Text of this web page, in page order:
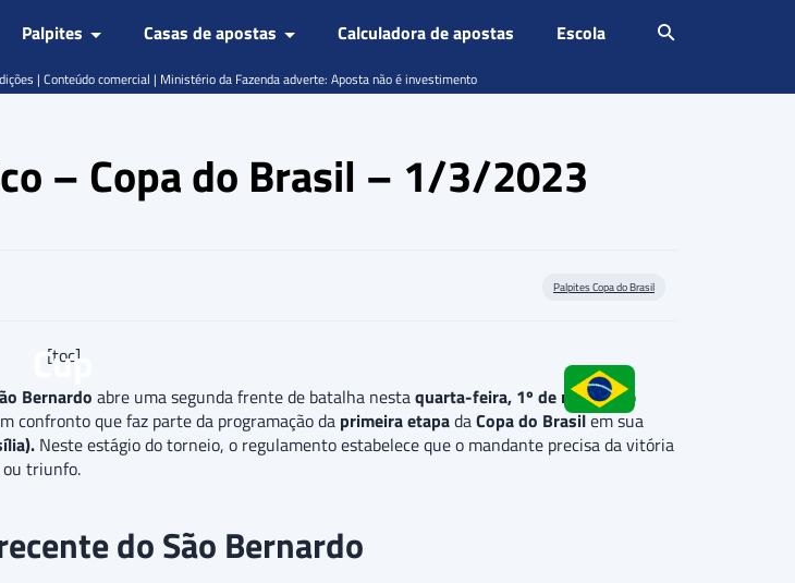
Palpites Casas de apostas Calculadora de apostas Escola
– Copa do Brasil – 1/3/2023
Palpites Copa do Brasil
Cup
[toc]
Bernardo abre uma segunda frente de batalha nestaquarta-feira, 1º de março. No
confronto que faz parte da programação da primeira etapadaCopa do Brasilem sua
Neste estágio do torneio, o regulamento estabelece que o mandante precisa da vitória
ou triunfo.
do São Bernardo
| Conteúdo comercial | Ministério da Fazenda adverte: Aposta não é investimento